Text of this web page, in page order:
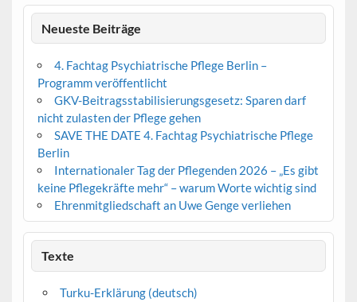
Neueste Beiträge
4. Fachtag Psychiatrische Pflege Berlin –
Programm veröffentlicht
GKV-Beitragsstabilisierungsgesetz: Sparen darf
nicht zulasten der Pflege gehen
SAVE THE DATE 4. Fachtag Psychiatrische Pflege
Berlin
Internationaler Tag der Pflegenden 2026 – „Es gibt
keine Pflegekräfte mehr“ – warum Worte wichtig sind
Ehrenmitgliedschaft an Uwe Genge verliehen
Texte
Turku-Erklärung (deutsch)